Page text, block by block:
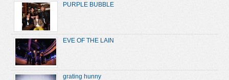
PURPLE BUBBLE
EVE OF THE LAIN
grating hunny